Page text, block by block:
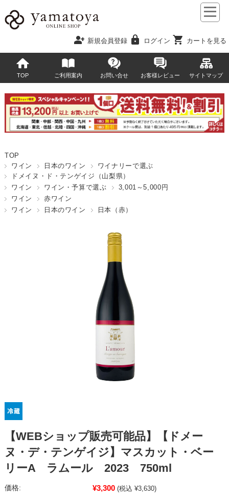
person_add 新規会員登録 lock ログイン shopping_cart カートを見る
TOP ご利用案内 お問い合せ お客様レビュー サイトマップ
TOP
ワイン
日本のワイン
ワイナリーで選ぶ
ドメイヌ・ド・テンゲイジ（山梨県）
ワイン
ワイン・予算で選ぶ
3,001～5,000円
ワイン
赤ワイン
ワイン
日本のワイン 日本（赤）
【WEBショップ販売可能品】【ドメー
ヌ・デ・テンゲイジ】マスカット・ベー
リーA ラムール 2023 750ml
価格: ¥3,300 (税込 ¥3,630)